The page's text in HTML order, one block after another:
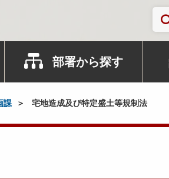
部署から探す
課 宅地造成及び特定盛土等規制法